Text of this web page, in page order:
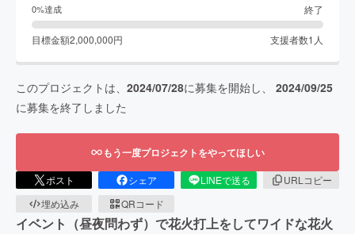
0%達成 終了
目標金額2,000,000円 支援者数1 人
このプロジェクトは、 2024/07/28に募集を開始し、 2024/09/25
に募集を終了しました
もう一度プロジェクトをやってほしい
ポスト シェア LINEで送る
URLコピー
埋め込み
QRコード
イベント（昼夜問わず）で花火打上をしてワイドな花火